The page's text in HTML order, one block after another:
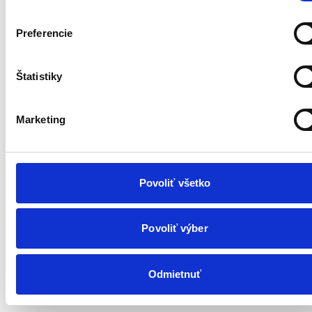
Preferencie
Štatistiky
Marketing
Povoliť všetko
Povoliť výber
Odmietnuť
Is your project ready for